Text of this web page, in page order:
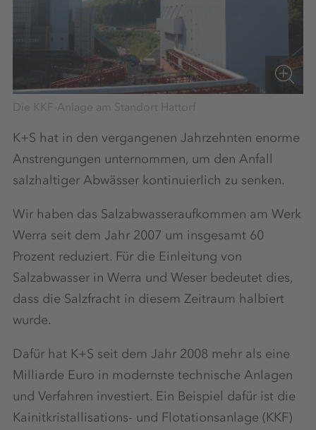
Die KKF-Anlage am Standort Hattorf
K+S hat in den vergangenen Jahrzehnten enorme
Anstrengungen unternommen, um den Anfall
salzhaltiger Abwässer kontinuierlich zu senken.
Wir haben das Salzabwasseraufkommen am Werk
Werra seit dem Jahr 2007 um insgesamt 60
Prozent reduziert. Für die Einleitung von
Salzabwasser in Werra und Weser bedeutet dies,
dass die Salzfracht in diesem Zeitraum halbiert
wurde.
Dafür hat K+S seit dem Jahr 2008 mehr als eine
Milliarde Euro in modernste technische Anlagen
und Verfahren investiert. Ein Beispiel dafür ist die
Kainitkristallisations- und Flotationsanlage (KKF)